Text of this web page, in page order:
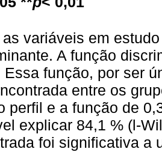
as variáveis em
A função
Essa função, por ser
entre os
perfil e a função de
explicar 84,1 % (l-
foi significativa a